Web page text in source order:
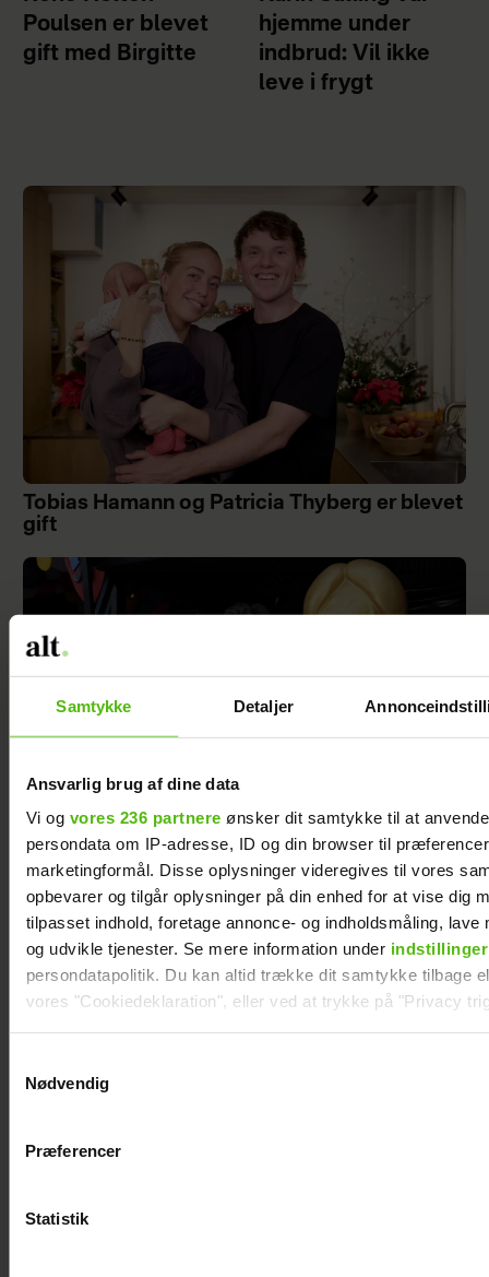
Samtykke Detaljer
Ansvarlig brug af dine data
Vi og vores 236 partnere ønsker dit samtykke til at
persondata om IP-adresse, ID og din browser til
marketingformål. Disse oplysninger videregives til vores
opbevarer og tilgår oplysninger på din enhed for at vise dig
tilpasset indhold, foretage annonce- og indholdsmåling, lave
og udvikle tjenester. Se mere information under indstillinger
persondatapolitik. Du kan altid trække dit samtykke tilbage
vores "Cookiedeklaration", eller ved at trykke på "Privacy
Vi anvender egne cookies og cookies fra tredjeparter til at
generere statistik og huske dine præferencer samt til brug
Nødvendig
Præferencer
Statistik
Poulsen er blevet
gift med Birgitte
hjemme under
indbrud: Vil ikke
leve i frygt
Tobias Hamann og Patricia Thyberg er blevet
gift
Janni Ree kan ikke gå i fred på Smukfest: Det
bliver vildere og vildere